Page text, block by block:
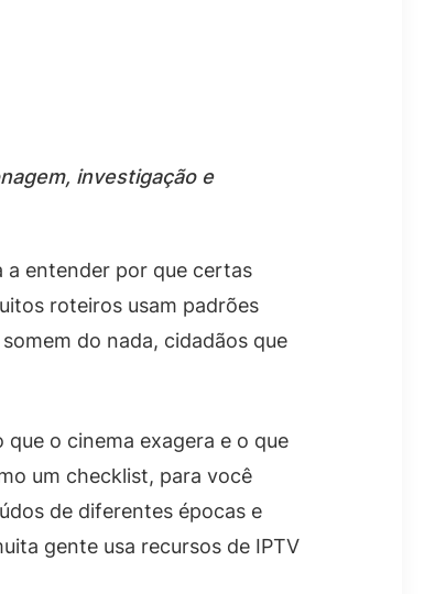
investigação e
a entender por que certas
roteiros usam padrões
do nada, cidadãos que
o cinema exagera e o que
um checklist, para você
de diferentes épocas e
gente usa recursos de IPTV